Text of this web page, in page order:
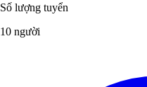
Số lượng tuyển
10 người